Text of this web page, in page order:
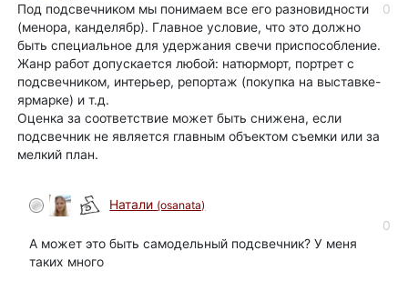
0
Под подсвечником мы понимаем все его разновидности
(менора, канделябр). Главное условие, что это должно
быть специальное для удержания свечи приспособление.
Жанр работ допускается любой: натюрморт, портрет с
подсвечником, интерьер, репортаж (покупка на выставке-
ярмарке) и т.д.
Оценка за соответствие может быть снижена, если
подсвечник не является главным объектом съемки или за
мелкий план.
Натали (osanata)
0
А может это быть самодельный подсвечник? У меня
таких много